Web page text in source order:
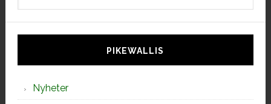
PIKEWALLIS
Nyheter